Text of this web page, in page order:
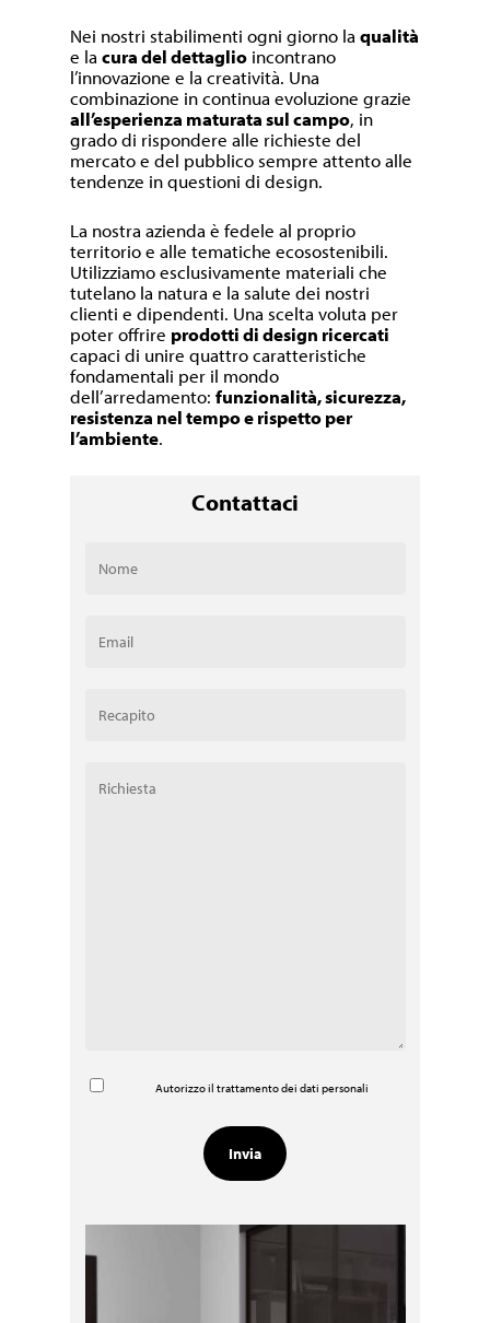
Nei nostri stabilimenti ogni giorno laqualità
e lacura del dettaglio incontrano
l’innovazione e la creatività. Una
combinazione in continua evoluzione grazie
all’esperienza maturata sul campo, in
grado di rispondere alle richieste del
mercato e del pubblico sempre attento alle
tendenze in questioni di design.
La nostra azienda è fedele al proprio
territorio e alle tematiche ecosostenibili.
Utilizziamo esclusivamente materiali che
tutelano la natura e la salute dei nostri
clienti e dipendenti. Una scelta voluta per
poter offrire prodotti di design ricercati
capaci di unire quattro caratteristiche
fondamentali per il mondo
dell’arredamento:funzionalità, sicurezza,
resistenza nel tempo e rispetto per
l’ambiente.
Contattaci
Autorizzo il trattamento dei dati personali